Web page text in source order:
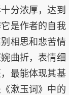
分浓厚，达到
是作者的自我
相思和悲苦情
曲折，表情细
最能体现其基
漱玉词》中的